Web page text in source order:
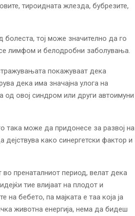
тироидната жлезда, бубрезите,
болеста, тој може значително да го
лимфом и белодробни заболувања.
покажуваат дека
дека има значајна улога на
од овој синдром или други автоимуни
така може да придонесе за развој на
како синергетски фактор и
во пренаталниот период, велат дека
тие влијаат на плодот и
бебето, па мајката е таа која ја
животна енергија, нема да бидеш